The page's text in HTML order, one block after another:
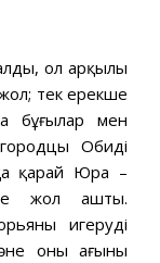
ол арқылы
тек ерекше
бұғылар мен
Обидің
қарай Юра –
жол ашты.
игерудің
оның ағыны